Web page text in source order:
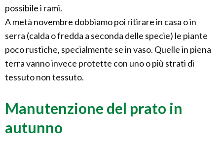
possibile i rami.
A metà novembre dobbiamo poi ritirare in casa o in
serra (calda o fredda a seconda delle specie) le piante
poco rustiche, specialmente se in vaso. Quelle in piena
terra vanno invece protette con uno o più strati di
tessuto non tessuto.
Manutenzione del prato in
autunno